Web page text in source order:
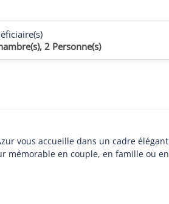
2 Personne(s)
vous accueille dans un cadre
mémorable en couple, en famille ou